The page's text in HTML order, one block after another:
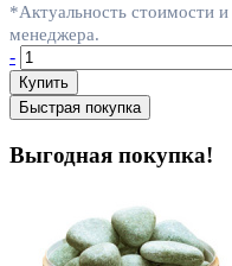
*Актуальность стоимости
менеджера.
-
Быстрая покупка
Выгодная покупка!